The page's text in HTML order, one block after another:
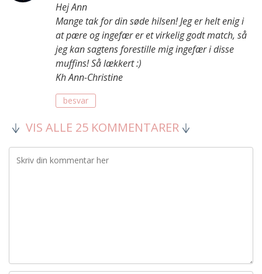
Hej Ann
Mange tak for din søde hilsen! Jeg er helt enig i
at pære og ingefær er et virkelig godt match, så
jeg kan sagtens forestille mig ingefær i disse
muffins! Så lækkert :)
Kh Ann-Christine
besvar
VIS ALLE 25 KOMMENTARER